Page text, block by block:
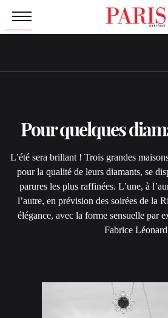
Pour quelques
L’été sera brillant ! Trois grandes
pour la qualité de leurs diamants, se
parures les plus raffinées. L’une, à
l’autre, en prévision des soirées de la
élégance, avec la forme sensuelle par
Fabrice Léonard